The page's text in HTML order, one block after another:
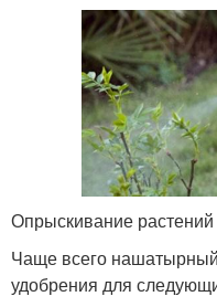
Опрыскивание
Чаще всего
удобрения для